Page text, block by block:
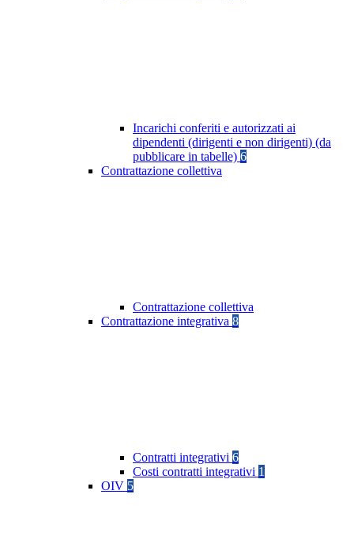
Incarichi conferiti e autorizzati ai
dipendenti (dirigenti e non dirigenti) (da
pubblicare in tabelle) 6
Contrattazione collettiva
Contrattazione collettiva
Contrattazione integrativa 8
Contratti integrativi 6
Costi contratti integrativi 1
OIV 5